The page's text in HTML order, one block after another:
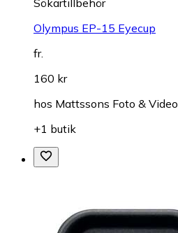
Olympus EP-15 Eyecup
fr.
160 kr
hos Mattssons Foto & Video
+1 butik